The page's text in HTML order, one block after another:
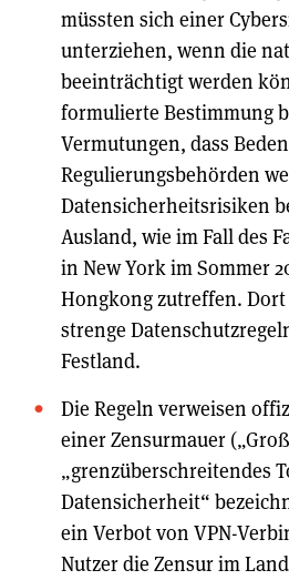
müssten sich einer
unterziehen, wenn die
beeinträchtigt werden
formulierte Bestimmung
Vermutungen, dass
Regulierungsbehörden
Datensicherheitsrisiken
Ausland, wie im Fall des
in New York im Sommer
Hongkong zutreffen.
strenge
Festland.
Die Regeln verweisen
einer Zensurmauer
„grenzüberschreitendes
Datensicherheit“
ein Verbot von VPN-
Nutzer die Zensur im